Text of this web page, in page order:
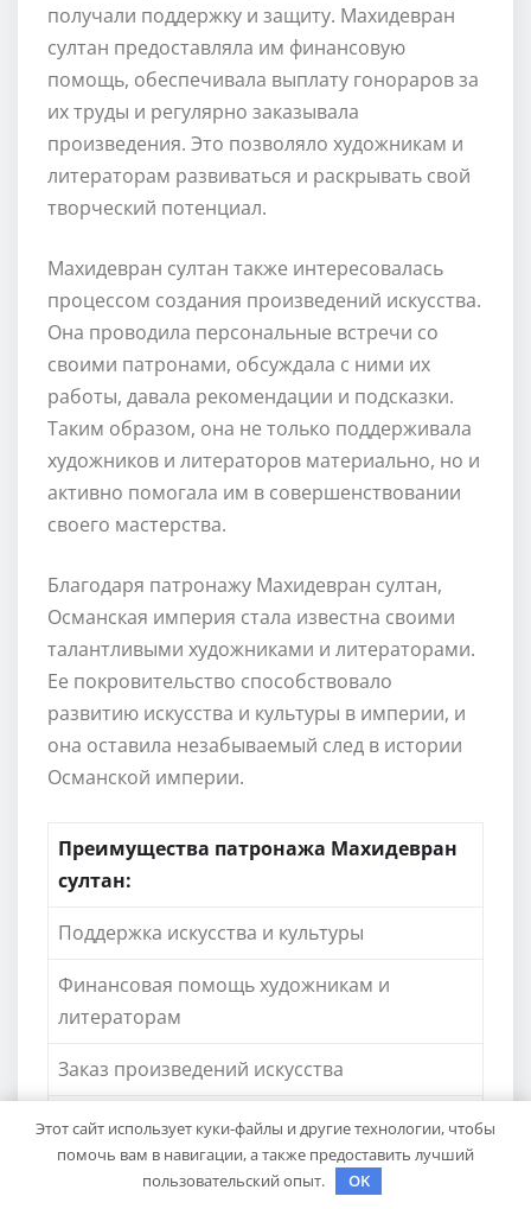
получали поддержку и защиту. Махидевран
султан предоставляла им финансовую
помощь, обеспечивала выплату гонораров за
их труды и регулярно заказывала
произведения. Это позволяло художникам и
литераторам развиваться и раскрывать свой
творческий потенциал.
Махидевран султан также интересовалась
процессом создания произведений искусства.
Она проводила персональные встречи со
своими патронами, обсуждала с ними их
работы, давала рекомендации и подсказки.
Таким образом, она не только поддерживала
художников и литераторов материально, но и
активно помогала им в совершенствовании
своего мастерства.
Благодаря патронажу Махидевран султан,
Османская империя стала известна своими
талантливыми художниками и литераторами.
Ее покровительство способствовало
развитию искусства и культуры в империи, и
она оставила незабываемый след в истории
Османской империи.
Преимущества патронажа Махидевран
султан:
Поддержка искусства и культуры
Финансовая помощь художникам и
литераторам
Заказ произведений искусства
Личная встреча и консультации с
патронами
Этот сайт использует куки-файлы и другие технологии, чтобы
помочь вам в навигации, а также предоставить лучший
пользовательский опыт.
OK